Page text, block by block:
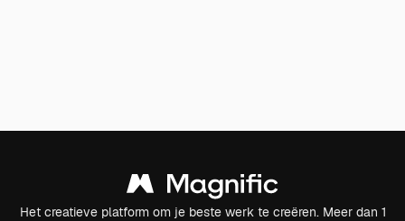
Het creatieve platform om je beste werk te creëren. Meer dan 1